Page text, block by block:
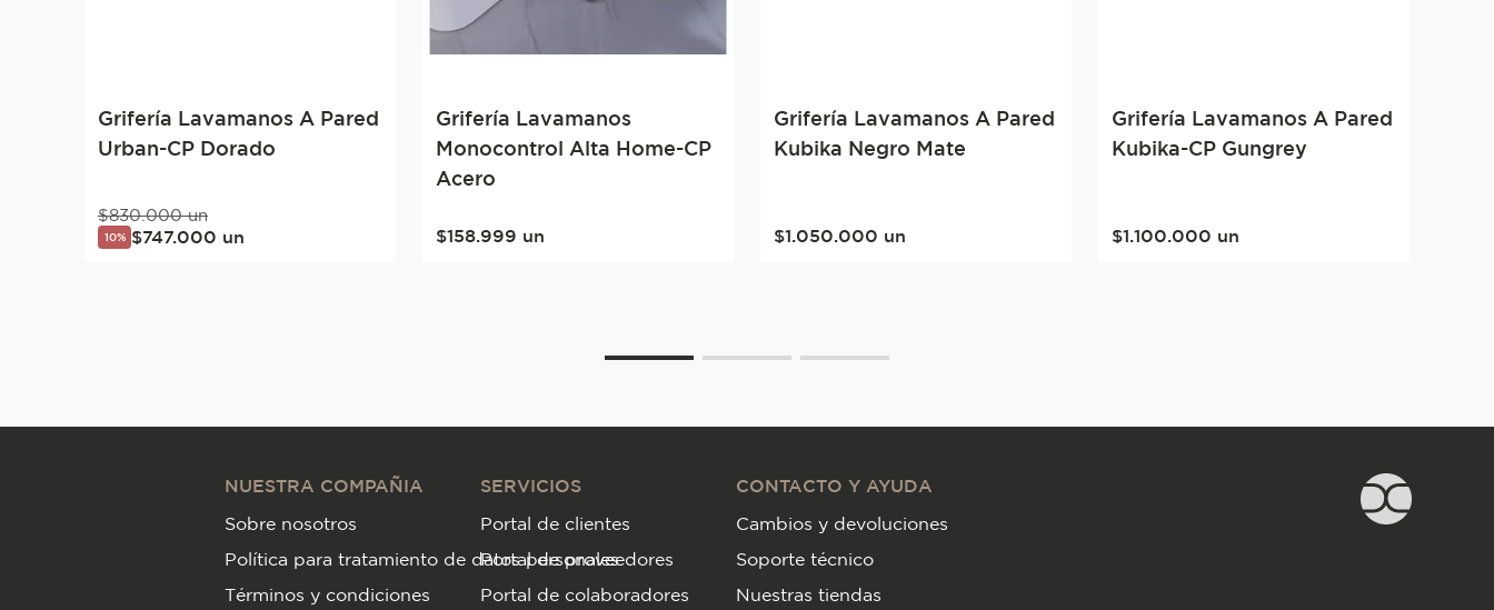
Grifería Lavamanos A Pared
Urban-CP Dorado
$830.000 un
10% $747.000 un
Grifería Lavamanos
Monocontrol Alta Home-CP
Acero
$158.999 un
Grifería Lavamanos A Pared
Kubika Negro Mate
$1.050.000 un
Grifería Lavamanos A Pared
Kubika-CP Gungrey
$1.100.000 un
NUESTRA COMPAÑIA
Sobre nosotros
Política para tratamiento de datos personales
Términos y condiciones
SERVICIOS
Portal de clientes
Portal de proveedores
Portal de colaboradores
CONTACTO Y AYUDA
Cambios y devoluciones
Soporte técnico
Nuestras tiendas